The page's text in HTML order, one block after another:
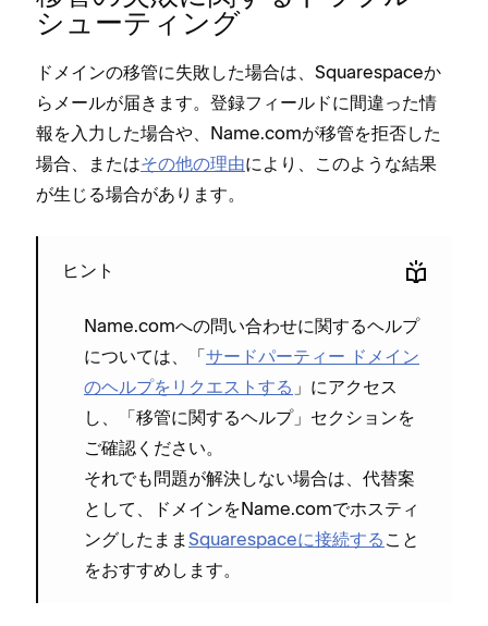
シ⁠ュ⁠ーテ⁠ィング
ドメインの移管に失敗した場合は⁠、Squarespaceか
らメ⁠ールが届きます⁠。登録フ⁠ィ⁠ールドに間違⁠った情
報を入力した場合や⁠、Name⁠.comが移管を拒否した
場合⁠、またはその他の理由により⁠、このような結果
が生じる場合があります⁠。
ヒント
Name⁠.comへの問い合わせに関するヘルプ
については⁠、「⁠サ⁠ードパ⁠ーテ⁠ィ⁠ー ドメイン
のヘルプをリクエストする ⁠」にアクセス
し⁠、「⁠移管に関するヘルプ⁠」セクシ⁠ョンを
ご確認ください⁠。
それでも問題が解決しない場合は⁠、代替案
として⁠、ドメインをName⁠.comでホステ⁠ィ
ングしたまま Squarespaceに接続する こと
をおすすめします⁠。